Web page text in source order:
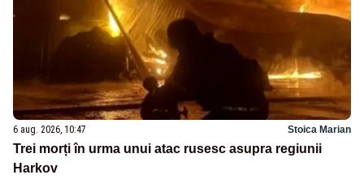
6 aug. 2026, 10:47 Stoica Marian
Trei morți în urma unui atac rusesc asupra regiunii
Harkov